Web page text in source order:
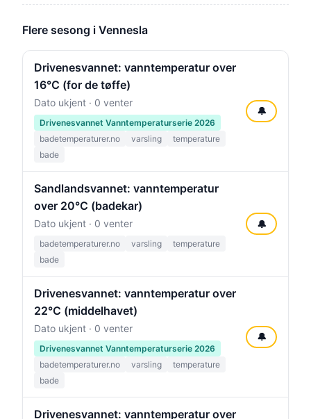
Flere sesong i Vennesla
Drivenesvannet: vanntemperatur over
16°C (for de tøffe)
Dato ukjent · 0 venter
Drivenesvannet Vanntemperaturserie 2026
badetemperaturer.no
varsling
temperature
bade
🔔
Sandlandsvannet: vanntemperatur
over 20°C (badekar)
Dato ukjent · 0 venter
badetemperaturer.no varsling
temperature
bade
🔔
Drivenesvannet: vanntemperatur over
22°C (middelhavet)
Dato ukjent · 0 venter
Drivenesvannet Vanntemperaturserie 2026
badetemperaturer.no
varsling
temperature
bade
🔔
Drivenesvannet: vanntemperatur over